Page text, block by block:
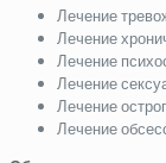
Лечение
Лечение
Лечение
Лечение
Лечение
Лечение